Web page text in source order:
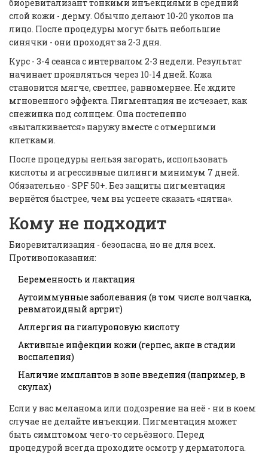
биоревитализант тонкими инъекциями в средний
слой кожи - дерму. Обычно делают 10-20 уколов на
лицо. После процедуры могут быть небольшие
синячки - они проходят за 2-3 дня.
Курс - 3-4 сеанса с интервалом 2-3 недели. Результат
начинает проявляться через 10-14 дней. Кожа
становится мягче, светлее, равномернее. Не ждите
мгновенного эффекта. Пигментация не исчезает, как
снежинка под солнцем. Она постепенно
«выталкивается» наружу вместе с отмершими
клетками.
После процедуры нельзя загорать, использовать
кислоты и агрессивные пилинги минимум 7 дней.
Обязательно - SPF 50+. Без защиты пигментация
вернётся быстрее, чем вы успеете сказать «пятна».
Кому не подходит
Биоревитализация - безопасна, но не для всех.
Противопоказания:
Беременность и лактация
Аутоиммунные заболевания (в том числе волчанка,
ревматоидный артрит)
Аллергия на гиалуроновую кислоту
Активные инфекции кожи (герпес, акне в стадии
воспаления)
Наличие имплантов в зоне введения (например, в
скулах)
Если у вас меланома или подозрение на неё - ни в коем
случае не делайте инъекции. Пигментация может
быть симптомом чего-то серьёзного. Перед
процедурой всегда проходите осмотр у дерматолога.